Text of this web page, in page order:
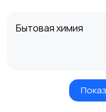
Бытовая химия
Кровати и матрасы